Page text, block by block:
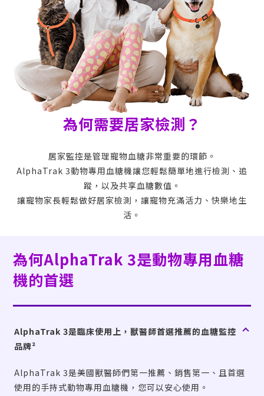
為何需要居家檢測？
居家監控是管理寵物血糖非常重要的環節。
AlphaTrak 3動物專用血糖機讓您輕鬆簡單地進行檢測、追
蹤，以及共享血糖數值。
讓寵物家長輕鬆做好居家檢測，讓寵物充滿活力、快樂地生
活。
為何AlphaTrak 3是動物專用血糖
機的首選
AlphaTrak 3是臨床使用上，獸醫師首選推薦的血糖監控
品牌²
AlphaTrak 3是美國獸醫師們第一推薦、銷售第一、且首選
使用的手持式動物專用血糖機，您可以安心使用。